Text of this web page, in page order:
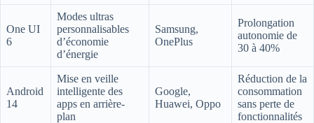
One UI
6
Modes ultras
personnalisables
d’économie
d’énergie
Samsung,
OnePlus
Prolongation
autonomie de
30 à 40%
Android
14
Mise en veille
intelligente des
apps en arrière-
plan
Google,
Huawei, Oppo
Réduction de la
consommation
sans perte de
fonctionnalités